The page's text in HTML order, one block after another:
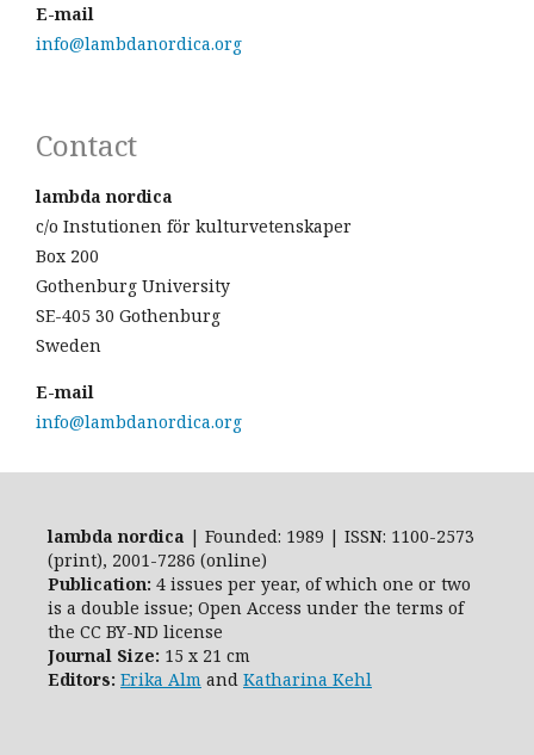
E-mail
info@lambdanordica.org
Contact
lambda nordica
c/o Instutionen för kulturvetenskaper
Box 200
Gothenburg University
SE-405 30 Gothenburg
Sweden
E-mail
info@lambdanordica.org
lambda nordica | Founded: 1989 | ISSN: 1100-2573
(print), 2001-7286 (online)
Publication: 4 issues per year, of which one or two
is a double issue; Open Access under the terms of
the CC BY-ND license
Journal Size: 15 x 21 cm
Editors: Erika Alm and Katharina Kehl